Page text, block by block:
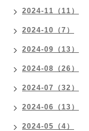
2024-11（11）
2024-10（7）
2024-09（13）
2024-08（26）
2024-07（32）
2024-06（13）
2024-05（4）